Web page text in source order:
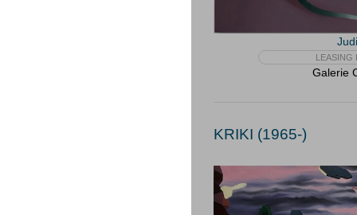
LEASING
Galerie
KRIKI (1965-)